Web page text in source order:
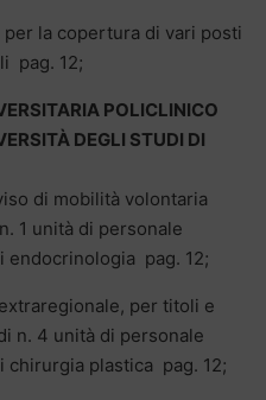
la copertura di vari posti
pag. 12;
POLICLINICO
DEGLI STUDI DI
di mobilità volontaria
1 unità di personale
endocrinologia pag. 12;
per titoli e
n. 4 unità di personale
plastica pag. 12;